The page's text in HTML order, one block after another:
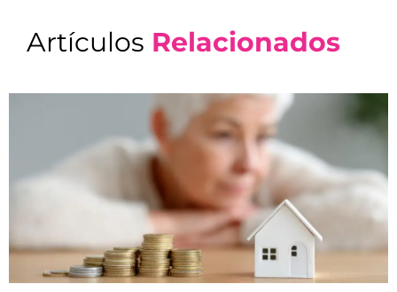
Artículos Relacionados